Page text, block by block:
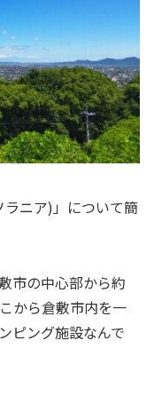
ラニア)」について簡
市の中心部から約
から倉敷市内を一
ピング施設なんで